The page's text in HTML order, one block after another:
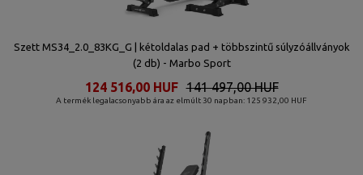
Szett MS34_2.0_83KG_G | kétoldalas pad + többszintű súlyzóállványok
(2 db) - Marbo Sport
A termék legalacsonyabb ára az elmúlt 30 napban: 125 932,00 HUF
141 497,00 HUF
124 516,00 HUF